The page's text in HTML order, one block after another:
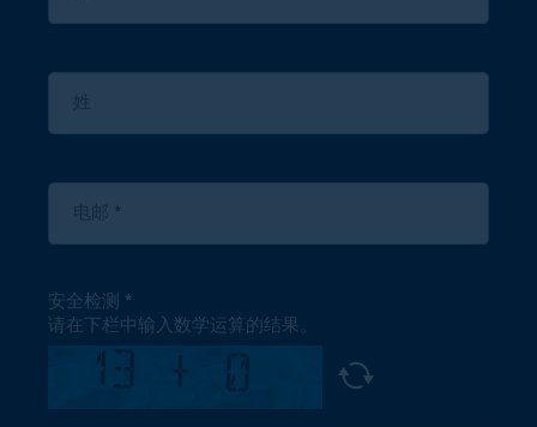
安全检测
请在下栏中输入数学运算的结果。